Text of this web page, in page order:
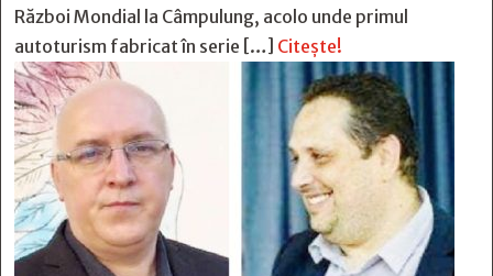
Război Mondial la Câmpulung, acolo unde primul
autoturism fabricat în serie […] Citește!